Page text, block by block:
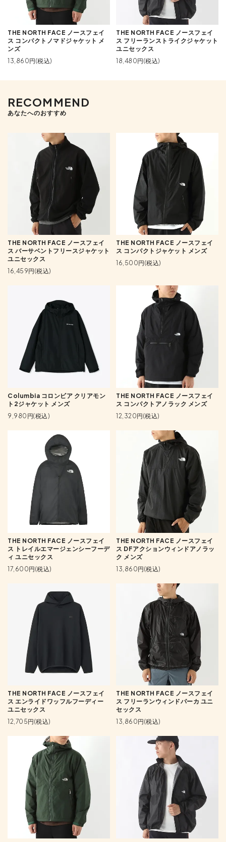
THE NORTH FACE ノースフェイ
ス コンパクトノマドジャケット メ
ンズ
13,860円(税込)
THE NORTH FACE ノースフェイ
ス フリーランストライクジャケット
ユニセックス
18,480円(税込)
RECOMMEND
あなたへのおすすめ
THE NORTH FACE ノースフェイ
ス バーサベントフリースジャケット
ユニセックス
16,459円(税込)
THE NORTH FACE ノースフェイ
ス コンパクトジャケット メンズ
16,500円(税込)
Columbia コロンビア クリアモン
ト2ジャケット メンズ
9,980円(税込)
THE NORTH FACE ノースフェイ
ス コンパクトアノラック メンズ
12,320円(税込)
THE NORTH FACE ノースフェイ
ス トレイルエマージェンシーフーデ
ィ ユニセックス
17,600円(税込)
THE NORTH FACE ノースフェイ
ス DFアクションウィンドアノラッ
ク メンズ
13,860円(税込)
THE NORTH FACE ノースフェイ
ス エンライドワッフルフーディー
ユニセックス
12,705円(税込)
THE NORTH FACE ノースフェイ
ス フリーランウィンドパーカ ユニ
セックス
13,860円(税込)